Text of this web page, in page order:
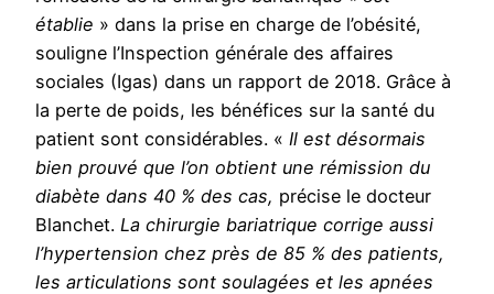
établie » dans la prise en charge de l’obésité,
souligne l’Inspection générale des affaires
sociales (Igas) dans un rapport de 2018. Grâce à
la perte de poids, les bénéfices sur la santé du
patient sont considérables. « Il est désormais
bien prouvé que l’on obtient une rémission du
diabète dans 40 % des cas, précise le docteur
Blanchet. La chirurgie bariatrique corrige aussi
l’hypertension chez près de 85 % des patients,
les articulations sont soulagées et les apnées